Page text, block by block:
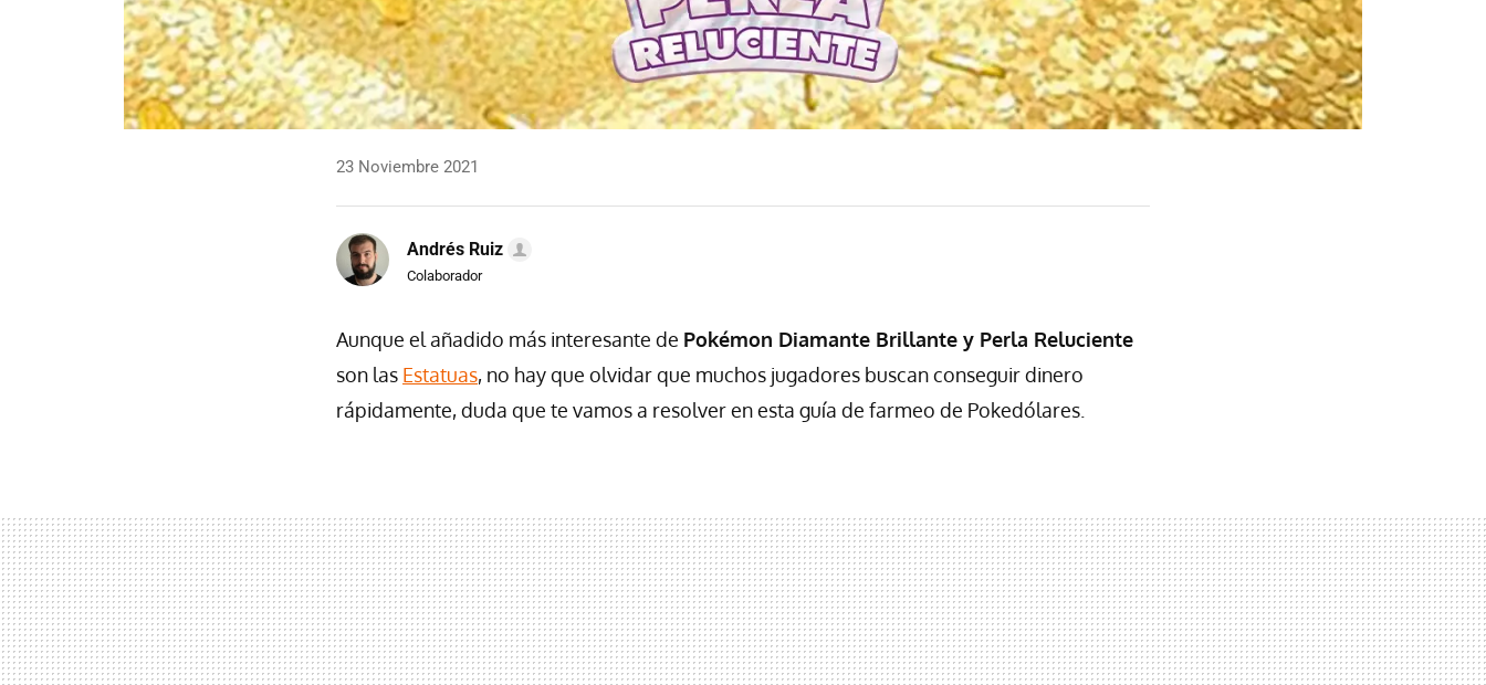
23 Noviembre 2021
Andrés Ruiz
Colaborador
Aunque el añadido más interesante de Pokémon Diamante Brillante y Perla Reluciente
son las Estatuas, no hay que olvidar que muchos jugadores buscan conseguir dinero
rápidamente, duda que te vamos a resolver en esta guía de farmeo de Pokedólares.